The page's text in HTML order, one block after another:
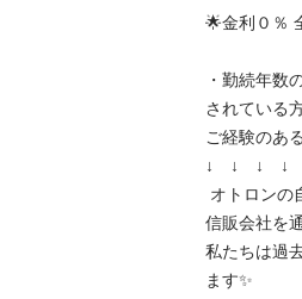
🌟金利０％
・勤続年数
されている
ご経験のあ
↓　↓　↓　↓
信販会社を
私たちは過
ます✨